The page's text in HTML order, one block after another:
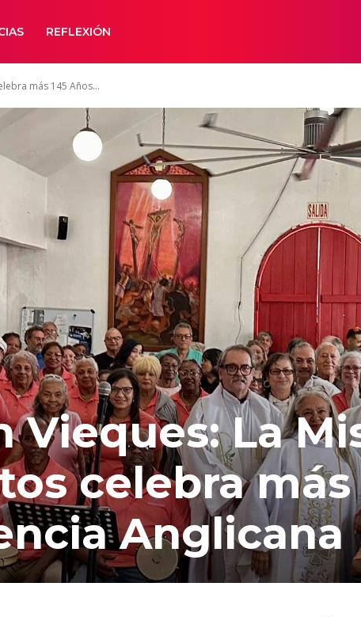
REFLEXIÓN
más 145 Años...
Vieques: La
celebra más
Anglicana